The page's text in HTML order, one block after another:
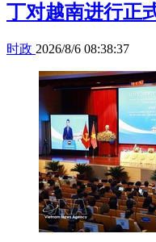
丁对越南进行正
时政 2026/8/6 08:38:37